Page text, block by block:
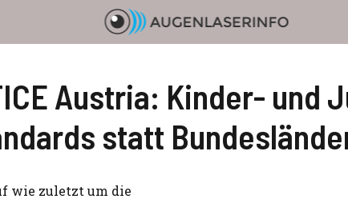
Austria: Kinder- und
statt
wie zuletzt um die